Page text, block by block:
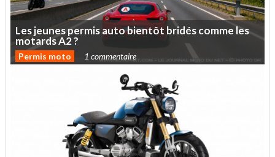
Lesjeunespermisautobientôt bridéscommeles
motardsA2?
Permis moto 1 commentaire